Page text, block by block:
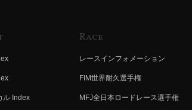
ル Index
Race
レースインフォメーション
FIM世界耐久選手権
MFJ全日本ロードレース選手権